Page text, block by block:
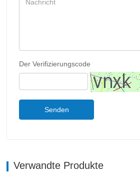
Der Verifizierungscode
Senden
Verwandte Produkte